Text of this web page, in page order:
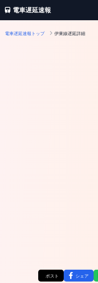
電車遅延速報
電車遅延速報トップ 伊東線遅延詳細
ポスト シェア